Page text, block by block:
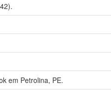
em Petrolina, PE.